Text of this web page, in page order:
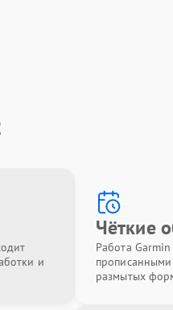
и
Чёткие
Работа
размытых